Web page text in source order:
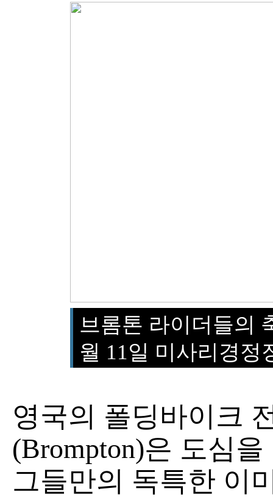
브롬톤 라이더들의
월 11일 미사리경정
영국의 폴딩바이크
(Brompton)은 도심
그들만의 독특한 이